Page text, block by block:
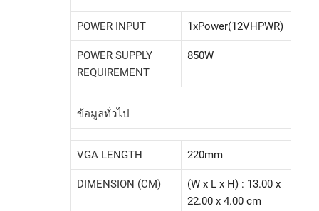
POWER INPUT 1xPower(12VHPWR)
POWER SUPPLY
REQUIREMENT
850W
ข้อมูลทั่วไป
VGA LENGTH 220mm
DIMENSION (CM)
(W x L x H) : 13.00 x
22.00 x 4.00 cm